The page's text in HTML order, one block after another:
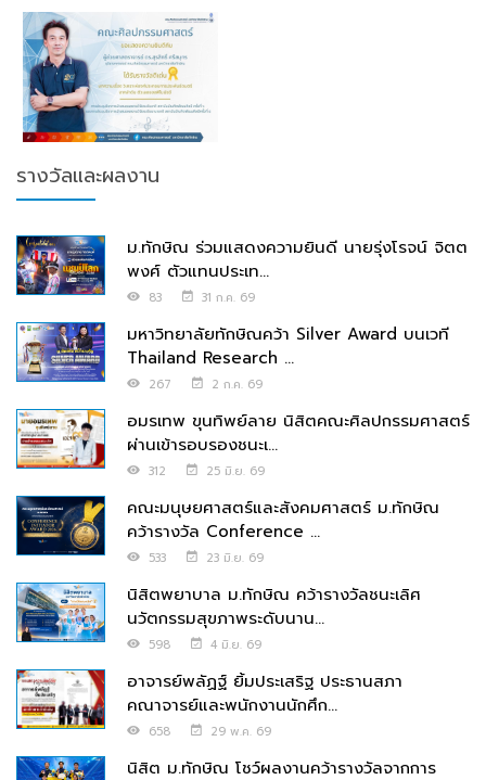
รางวัลและผลงาน
ม.ทักษิณ ร่วมแสดงความยินดี นายรุ่งโรจน์ จิตต
พงศ์ ตัวแทนประเท...
83 31 ก.ค. 69
มหาวิทยาลัยทักษิณคว้า Silver Award บนเวที
Thailand Research ...
267 2 ก.ค. 69
อมรเทพ ขุนทิพย์ลาย นิสิตคณะศิลปกรรมศาสตร์
ผ่านเข้ารอบรองชนะเ...
312 25 มิ.ย. 69
คณะมนุษยศาสตร์และสังคมศาสตร์ ม.ทักษิณ
คว้ารางวัล Conference ...
533 23 มิ.ย. 69
นิสิตพยาบาล ม.ทักษิณ คว้ารางวัลชนะเลิศ
นวัตกรรมสุขภาพระดับนาน...
598 4 มิ.ย. 69
อาจารย์พลัฏฐ์ ยิ้มประเสริฐ ประธานสภา
คณาจารย์และพนักงานนักศึก...
658 29 พ.ค. 69
นิสิต ม.ทักษิณ โชว์ผลงานคว้ารางวัลจากการ